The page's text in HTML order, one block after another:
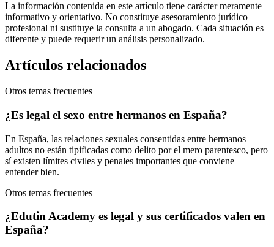
La información contenida en este artículo tiene carácter meramente
informativo y orientativo. No constituye asesoramiento jurídico
profesional ni sustituye la consulta a un abogado. Cada situación es
diferente y puede requerir un análisis personalizado.
Artículos relacionados
Otros temas frecuentes
¿Es legal el sexo entre hermanos en España?
En España, las relaciones sexuales consentidas entre hermanos
adultos no están tipificadas como delito por el mero parentesco, pero
sí existen límites civiles y penales importantes que conviene
entender bien.
Otros temas frecuentes
¿Edutin Academy es legal y sus certificados valen en
España?